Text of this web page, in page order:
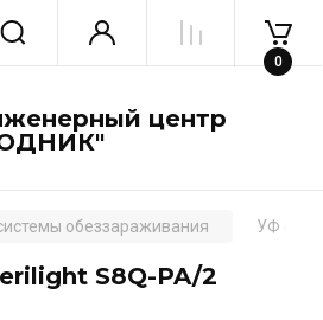
центр
0
обеззараживания УФ
S8Q-PA/2